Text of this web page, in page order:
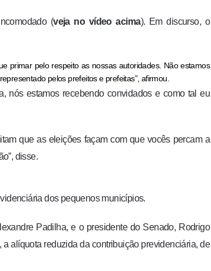
(veja no vídeo acima). Em discurso, o
primar pelo respeito as nossas autoridades. Não estamos
pelos prefeitos e prefeitas”, afirmou.
nós estamos recebendo convidados e como tal eu
que as eleições façam com que vocês percam a
disse.
dos pequenos municípios.
Padilha, e o presidente do Senado, Rodrigo
alíquota reduzida da contribuição previdenciária, de